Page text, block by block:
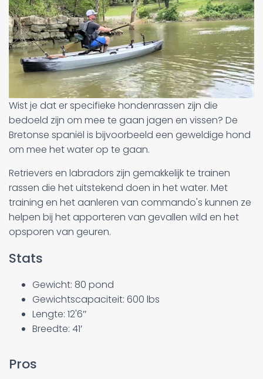
Wist je dat er specifieke hondenrassen zijn die
bedoeld zijn om mee te gaan jagen en vissen? De
Bretonse spaniël is bijvoorbeeld een geweldige hond
om mee het water op te gaan.
Retrievers en labradors zijn gemakkelijk te trainen
rassen die het uitstekend doen in het water. Met
training en het aanleren van commando's kunnen ze
helpen bij het apporteren van gevallen wild en het
opsporen van geuren.
Stats
Gewicht: 80 pond
Gewichtscapaciteit: 600 lbs
Lengte: 12'6″
Breedte: 41′
Pros